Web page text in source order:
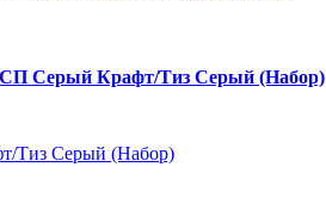
Серый Крафт/Тиз Серый (Набор)